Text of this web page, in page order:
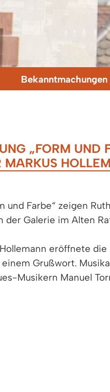
Bekanntmachungen
„FORM UND
MARKUS
und Farbe“ zeigen
der Galerie im Alten
eröffnete die
Grußwort.
Musikern Manuel